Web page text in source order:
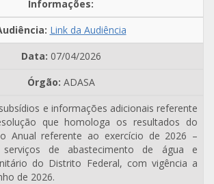
Link da Audiência
07/04/2026
ADASA
e informações adicionais referente
que homologa os resultados do
Anual referente ao exercício de 2026 –
serviços de abastecimento de água e
do Distrito Federal, com vigência a
de 2026.